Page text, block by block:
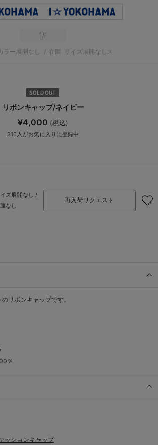
1 /1
ラー展開なし / 在庫 サイズ展開なし:☓
SOLD OUT
リボンキャップ/ネイビー
¥4,000 (税込)
316 人がお気に入りに登録中
ズ展開なし /
なし
再入荷リクエスト
リボンキャップです。
％
ッションキャップ